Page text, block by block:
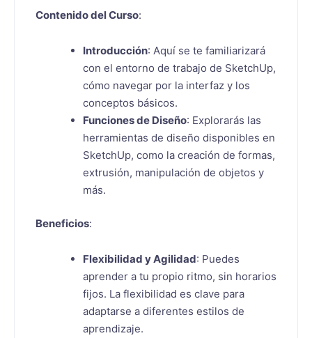
Contenido del Curso:
Introducción: Aquí se te familiarizará
con el entorno de trabajo de SketchUp,
cómo navegar por la interfaz y los
conceptos básicos.
Funciones de Diseño: Explorarás las
herramientas de diseño disponibles en
SketchUp, como la creación de formas,
extrusión, manipulación de objetos y
más.
Beneficios:
Flexibilidad y Agilidad: Puedes
aprender a tu propio ritmo, sin horarios
fijos. La flexibilidad es clave para
adaptarse a diferentes estilos de
aprendizaje.